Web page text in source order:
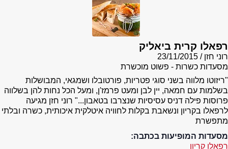
רפאלו קרית ביאליק
רוני חזן
23/11/2015
מסעדות כשרות - פשוט מוכשרת
"ריזוטו מלווה בשני סוגי פטריות, פורטובלו ושמגאי, המבושלות
בשלמות עם חמאה, יין לבן ומעט פרמז'ן, ומעל הכל נחות להן בשלווה
פרוסות פילה דניס עסיסיות שנצרבו בטאבון..." רוני חזן מגיעה
לרפאלו בקריון ונשאבת בקלות לחוויה איטלקית איכותית, כשרה ובלתי
מתפשרת
מסעדות המופיעות בכתבה:
רפאלו קריון